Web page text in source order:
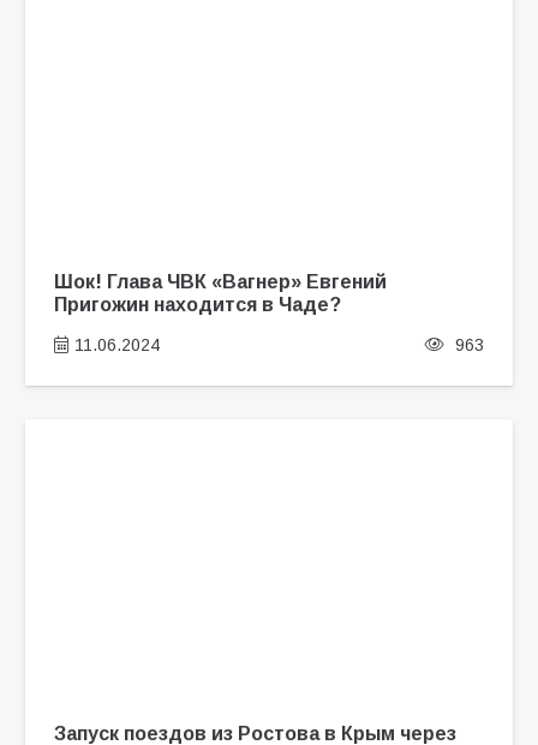
Шок! Глава ЧВК «Вагнер» Евгений
Пригожин находится в Чаде?
11.06.2024 963
Запуск поездов из Ростова в Крым через